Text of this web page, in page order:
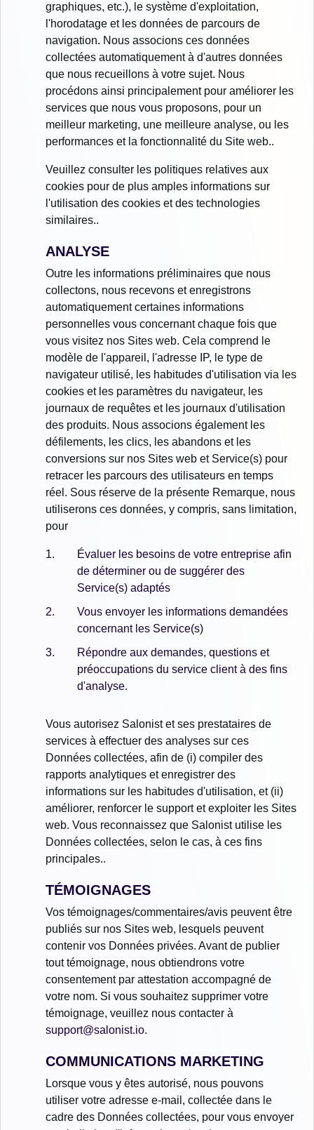
graphiques, etc.), le système d'exploitation,
l'horodatage et les données de parcours de
navigation. Nous associons ces données
collectées automatiquement à d'autres données
que nous recueillons à votre sujet. Nous
procédons ainsi principalement pour améliorer les
services que nous vous proposons, pour un
meilleur marketing, une meilleure analyse, ou les
performances et la fonctionnalité du Site web..
Veuillez consulter les politiques relatives aux
cookies pour de plus amples informations sur
l'utilisation des cookies et des technologies
similaires..
ANALYSE
Outre les informations préliminaires que nous
collectons, nous recevons et enregistrons
automatiquement certaines informations
personnelles vous concernant chaque fois que
vous visitez nos Sites web. Cela comprend le
modèle de l'appareil, l'adresse IP, le type de
navigateur utilisé, les habitudes d'utilisation via les
cookies et les paramètres du navigateur, les
journaux de requêtes et les journaux d'utilisation
des produits. Nous associons également les
défilements, les clics, les abandons et les
conversions sur nos Sites web et Service(s) pour
retracer les parcours des utilisateurs en temps
réel. Sous réserve de la présente Remarque, nous
utiliserons ces données, y compris, sans limitation,
pour
Évaluer les besoins de votre entreprise afin
de déterminer ou de suggérer des
Service(s) adaptés
Vous envoyer les informations demandées
concernant les Service(s)
Répondre aux demandes, questions et
préoccupations du service client à des fins
d'analyse.
Vous autorisez Salonist et ses prestataires de
services à effectuer des analyses sur ces
Données collectées, afin de (i) compiler des
rapports analytiques et enregistrer des
informations sur les habitudes d'utilisation, et (ii)
améliorer, renforcer le support et exploiter les Sites
web. Vous reconnaissez que Salonist utilise les
Données collectées, selon le cas, à ces fins
principales..
TÉMOIGNAGES
Vos témoignages/commentaires/avis peuvent être
publiés sur nos Sites web, lesquels peuvent
contenir vos Données privées. Avant de publier
tout témoignage, nous obtiendrons votre
consentement par attestation accompagné de
votre nom. Si vous souhaitez supprimer votre
témoignage, veuillez nous contacter à
support@salonist.io.
COMMUNICATIONS MARKETING
Lorsque vous y êtes autorisé, nous pouvons
utiliser votre adresse e-mail, collectée dans le
cadre des Données collectées, pour vous envoyer